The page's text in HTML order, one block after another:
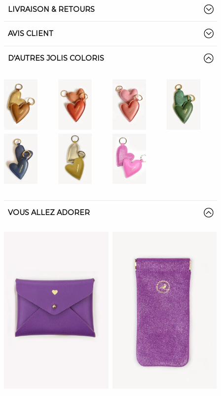
LIVRAISON & RETOURS
AVIS CLIENT
D'AUTRES JOLIS COLORIS
VOUS ALLEZ ADORER